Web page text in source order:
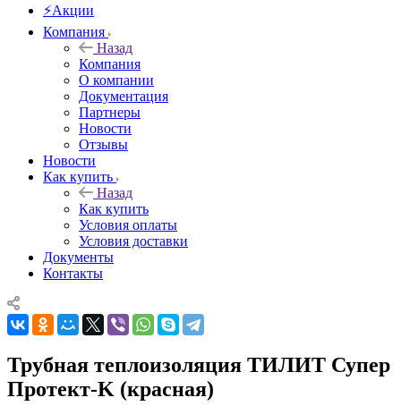
⚡Акции
Компания
Назад
Компания
О компании
Документация
Партнеры
Новости
Отзывы
Новости
Как купить
Назад
Как купить
Условия оплаты
Условия доставки
Документы
Контакты
Трубная теплоизоляция ТИЛИТ Супер
Протект-K (красная)